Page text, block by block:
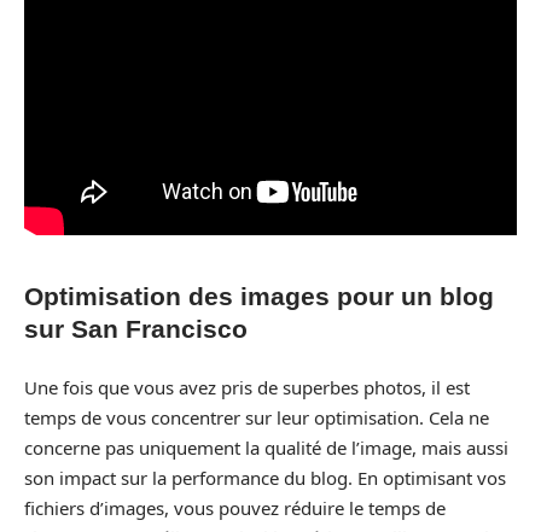
Optimisation des images pour un blog
sur San Francisco
Une fois que vous avez pris de superbes photos, il est
temps de vous concentrer sur leur optimisation. Cela ne
concerne pas uniquement la qualité de l’image, mais aussi
son impact sur la performance du blog. En optimisant vos
fichiers d’images, vous pouvez réduire le temps de